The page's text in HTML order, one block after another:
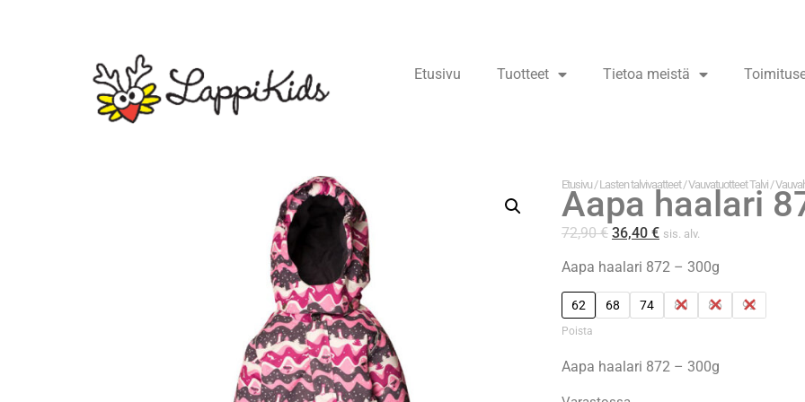
Etusivu Tuotteet Tietoa meistä
Etusivu /Lasten talvivaatteet/Vauvatuotteet Talvi /
Aapa haalari
72,90€ 36,40 € sis. alv.
Aapa haalari 872 – 300g
62 68 74 80 86 92
Poista
Aapa haalari 872 – 300g